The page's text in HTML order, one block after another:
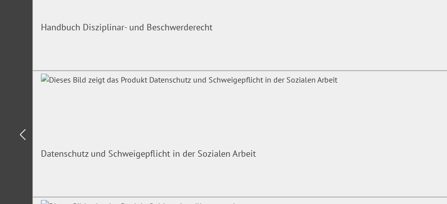
Handbuch Disziplinar- und Beschwerderecht
Datenschutz und Schweigepflicht in der Sozialen Arbeit